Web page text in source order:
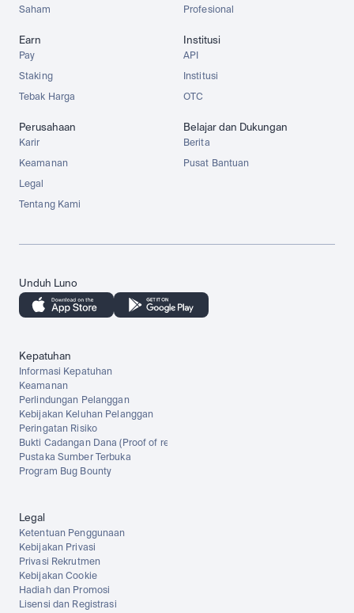
Saham Profesional
Earn
Pay
Staking
Tebak Harga
Institusi
API
Institusi
OTC
Perusahaan
Karir
Keamanan
Legal
Tentang Kami
Belajar dan Dukungan
Berita
Pusat Bantuan
Unduh Luno
Kepatuhan
Informasi Kepatuhan
Keamanan
Perlindungan Pelanggan
Kebijakan Keluhan Pelanggan
Peringatan Risiko
Bukti Cadangan Dana (Proof of reserves)
Pustaka Sumber Terbuka
Program Bug Bounty
Legal
Ketentuan Penggunaan
Kebijakan Privasi
Privasi Rekrutmen
Kebijakan Cookie
Hadiah dan Promosi
Lisensi dan Registrasi